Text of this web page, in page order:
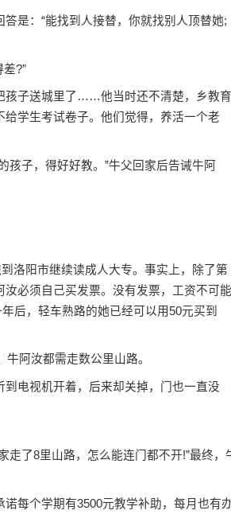
是：“能找到人接替，你就找别人顶替她;
?”
子送城里了……他当时还不清楚，乡教育
学生考试卷子。他们觉得，养活一个老
子，得好好教。”牛父回家后告诫牛阿
洛阳市继续读成人大专。事实上，除了第
必须自己买发票。没有发票，工资不可能
后，轻车熟路的她已经可以用50元买到
阿汝都需走数公里山路。
电视机开着，后来却关掉，门也一直没
了8里山路，怎么能连门都不开!”最终，
每个学期有3500元教学补助，每月也有